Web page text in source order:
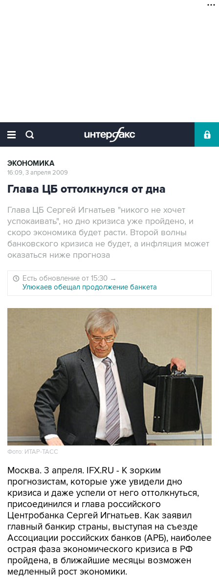
ЭКОНОМИКА
16:09, 3 апреля 2009
Глава ЦБ оттолкнулся от дна
Глава ЦБ Сергей Игнатьев "никого не хочет
успокаивать", но дно кризиса уже пройдено, и
скоро экономика будет расти. Второй волны
банковского кризиса не будет, а инфляция может
оказаться ниже прогноза
Есть обновление от 15:30 →
Улюкаев обещал продолжение банкета
Фото: ИТАР-ТАСС
Москва. 3 апреля. IFX.RU - К зорким
прогнозистам, которые уже увидели дно
кризиса и даже успели от него оттолкнуться,
присоединился и глава российского
Центробанка Сергей Игнатьев. Как заявил
главный банкир страны, выступая на съезде
Ассоциации российских банков (АРБ), наиболее
острая фаза экономического кризиса в РФ
пройдена, в ближайшие месяцы возможен
медленный рост экономики.